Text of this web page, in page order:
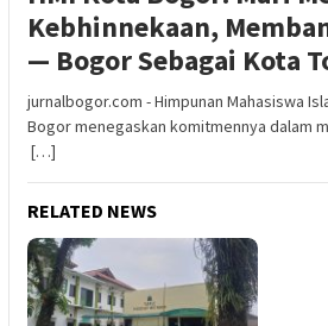
Kebhinnekaan,
— Bogor Sebagai Kota
jurnalbogor.com - Himpunan Mahasiswa
Bogor menegaskan komitmennya dalam
[…]
RELATED NEWS